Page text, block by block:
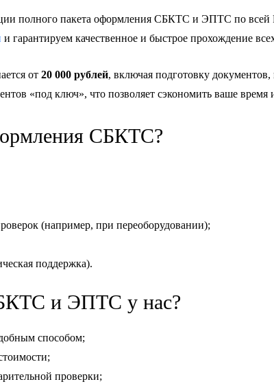
полного пакета оформления СБКТС и ЭПТС по
и гарантируем качественное и быстрое прохождение
от 20 000 рублей, включая подготовку
«под ключ», что позволяет сэкономить ваше время
СБКТС?
(например, при переоборудовании);
поддержка).
и ЭПТС у нас?
способом;
проверки;